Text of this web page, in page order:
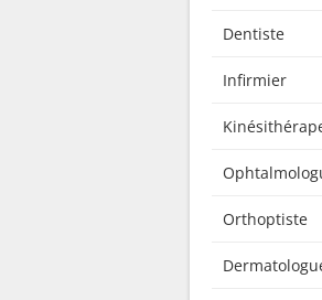
Dentiste
Infirmier
Orthoptiste